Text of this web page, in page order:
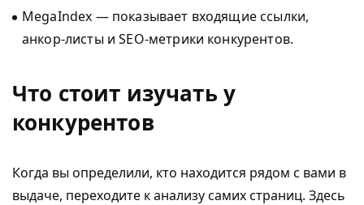
MegaIndex — показывает входящие ссылки,
анкор-листы и SEO-метрики конкурентов.
Что стоит изучать у
конкурентов
Когда вы определили, кто находится рядом с вами в
выдаче, переходите к анализу самих страниц. Здесь